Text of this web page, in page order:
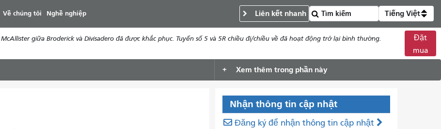
dung
Về chúng tôi Nghề nghiệp Liên kết nhanh Tiếng Việt
giữa Broderick và Divisadero đã được khắc phục. Tuyến số 5 và 5R chiều đi/chiều về đã hoạt động trở lại bình thường.
Đặt
mua
Xem thêm trong phần này
Nhận thông tin cập nhật
Đăng ký để nhận thông tin cập nhật